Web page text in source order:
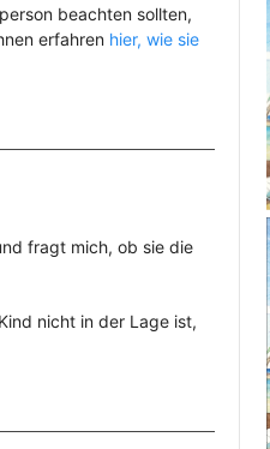
beachten sollten,
erfahren hier, wie sie
fragt mich, ob sie die
nicht in der Lage ist,